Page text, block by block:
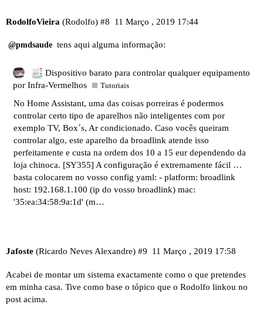
RodolfoVieira (Rodolfo) 11 Março , 2019 17:44
#8
@pmdsaude tens aqui alguma informação:
Dispositivo barato para controlar qualquer equipamento
por Infra-Vermelhos
Tutoriais
No Home Assistant, uma das coisas porreiras é podermos
controlar certo tipo de aparelhos não inteligentes com por
exemplo TV, Box´s, Ar condicionado. Caso vocês queiram
controlar algo, este aparelho da broadlink atende isso
perfeitamente e custa na ordem dos 10 a 15 eur dependendo da
loja chinoca. [SY355] A configuração é extremamente fácil …
basta colocarem no vosso config yaml: - platform: broadlink
host: 192.168.1.100 (ip do vosso broadlink) mac:
'35:ea:34:58:9a:1d' (m…
Jafoste (Ricardo Neves Alexandre) 11 Março , 2019 17:58
#9
Acabei de montar um sistema exactamente como o que pretendes
em minha casa. Tive como base o tópico que o Rodolfo linkou no
post acima.